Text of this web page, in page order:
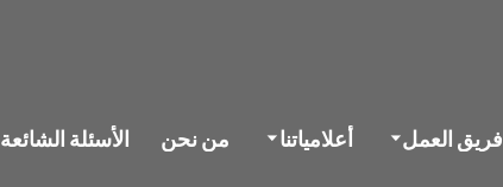
فريق العمل أعلامياتنا من نحن الأسئلة الشائعة